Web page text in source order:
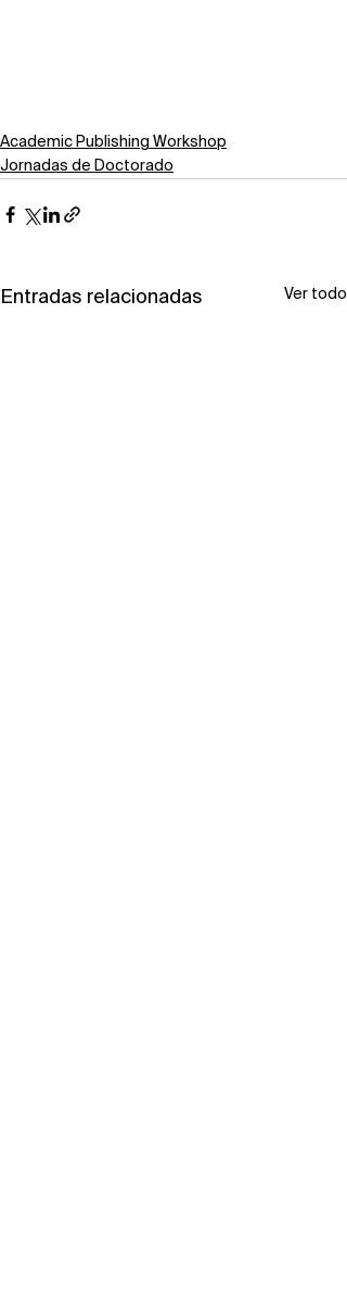
Academic Publishing Workshop
Jornadas de Doctorado
Entradas relacionadas Ver todo